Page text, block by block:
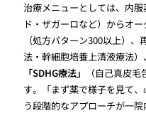
治療メニューとしては、内
ド・ザガーロなど）からオー
（処方パターン300以上）
法・幹細胞培養上清液療法
「SDHG療法」
（自己真皮
す。「まず薬で様子を見て
う段階的なアプローチが一院